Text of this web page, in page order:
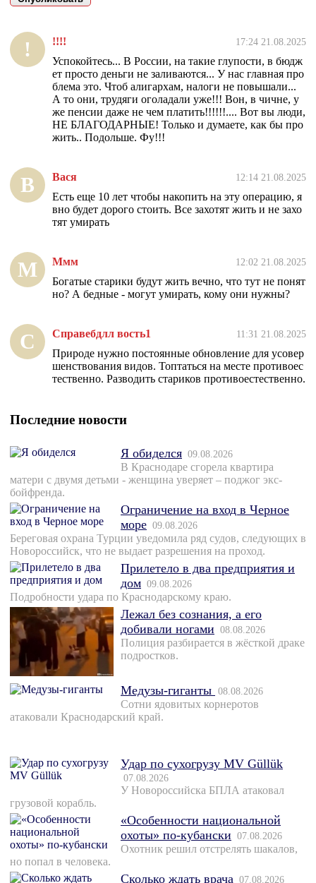
! !!!! 17:24 21.08.2025
Успокойтесь... В России, на такие глупости, в бюдж
ет просто деньги не заливаются... У нас главная про
блема это. Чтоб алигархам, налоги не повышали...
А то они, трудяги оголадали уже!!! Вон, в чичне, у
же пенсии даже не чем платить!!!!!!.... Вот вы люди,
НЕ БЛАГОДАРНЫЕ! Только и думаете, как бы про
жить.. Подольше. Фу!!!
В Вася 12:14 21.08.2025
Есть еще 10 лет чтобы накопить на эту операцию, я
вно будет дорого стоить. Все захотят жить и не захо
тят умирать
М Ммм 12:02 21.08.2025
Богатые старики будут жить вечно, что тут не понят
но? А бедные - могут умирать, кому они нужны?
С Справебдлл вость1 11:31 21.08.2025
Природе нужно постоянные обновление для усовер
шенствования видов. Топтаться на месте противоес
тественно. Разводить стариков противоестественно.
Последние новости
Я обиделся 09.08.2026
В Краснодаре сгорела квартира
матери с двумя детьми - женщина уверяет – поджог экс-
бойфренда.
Ограничение на вход в Черное
море 09.08.2026
Береговая охрана Турции уведомила ряд судов, следующих в
Новороссийск, что не выдает разрешения на проход.
Прилетело в два предприятия и
дом 09.08.2026
Подробности удара по Краснодарскому краю.
Лежал без сознания, а его
добивали ногами 08.08.2026
Полиция разбирается в жёсткой драке
подростков.
Медузы-гиганты 08.08.2026
Сотни ядовитых корнеротов
атаковали Краснодарский край.
Удар по сухогрузу MV Güllük
07.08.2026
У Новороссийска БПЛА атаковал
грузовой корабль.
«Особенности национальной
охоты» по-кубански 07.08.2026
Охотник решил отстрелять шакалов,
но попал в человека.
Сколько ждать врача 07.08.2026